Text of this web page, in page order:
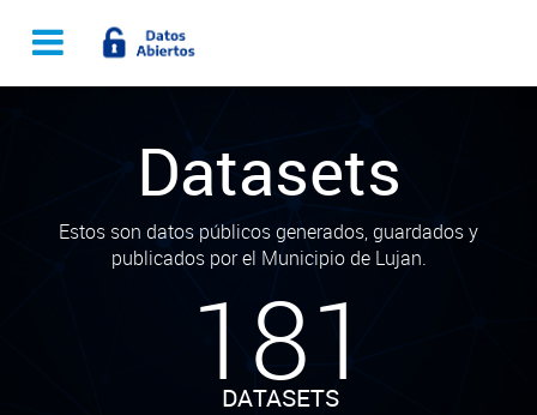
Datasets
Estos son datos públicos generados, guardados y
publicados por el Municipio de Lujan.
181
DATASETS